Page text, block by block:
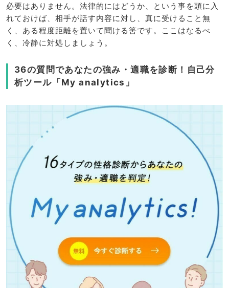
必要はありません。法律的にはどうか、という事を頭に入
れておけば、相手が話す内容に対し、真に受けること無
く、ある程度距離を置いて聞ける筈です。ここはなるべ
く、冷静に対処しましょう。
36の質問であなたの強み・適職を診断！自己分
析ツール「My analytics」